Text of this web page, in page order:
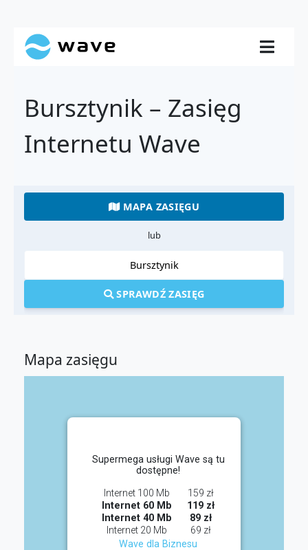
Bursztynik – Zasięg
Internetu Wave
MAPA ZASIĘGU
lub
SPRAWDŹ ZASIĘG
Mapa zasięgu
Supermega usługi Wave są tu
dostępne!
Internet 100 Mb
159 zł
Internet 60 Mb
119 zł
Internet 40 Mb
89 zł
Internet 20 Mb
69 zł
Wave dla Biznesu